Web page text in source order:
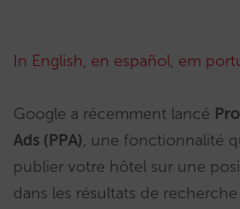
In English, en español, em
Google a récemment lancé
Ads (PPA), une fonctionnalité
publier votre hôtel sur une
dans les résultats de